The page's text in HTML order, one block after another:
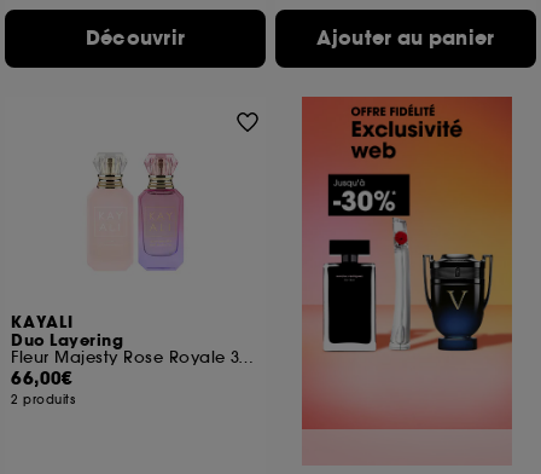
Découvrir Ajouter au panier
KAYALI
Duo Layering
Fleur Majesty Rose Royale 31 et Yum Boujee Marshmallow 81
66,00€
2 produits